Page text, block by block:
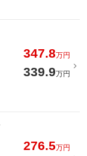
347.8万円
339.9万円
276.5万円